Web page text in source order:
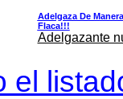
Adelgaza De
Flaca!!!
Adelgazante
el